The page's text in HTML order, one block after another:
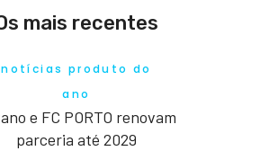
mais recentes
notícias produto do
ano
e FC PORTO renovam
parceria até 2029